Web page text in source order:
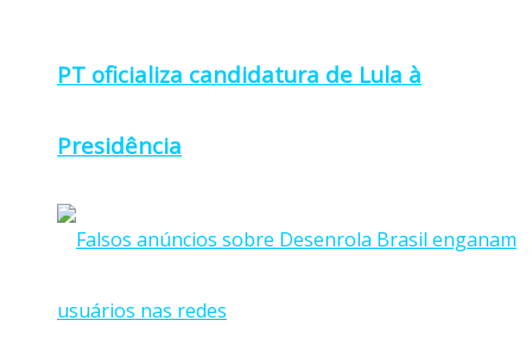
PT oficializa candidatura de Lula à
Presidência